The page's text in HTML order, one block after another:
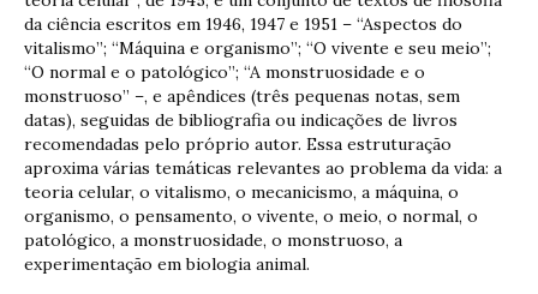
da ciência escritos em 1946, 1947 e 1951 – “Aspectos do
vitalismo”; “Máquina e organismo”; “O vivente e seu meio”;
“O normal e o patológico”; “A monstruosidade e o
monstruoso” –, e apêndices (três pequenas notas, sem
datas), seguidas de bibliografia ou indicações de livros
recomendadas pelo próprio autor. Essa estruturação
aproxima várias temáticas relevantes ao problema da vida: a
teoria celular, o vitalismo, o mecanicismo, a máquina, o
organismo, o pensamento, o vivente, o meio, o normal, o
patológico, a monstruosidade, o monstruoso, a
experimentação em biologia animal.